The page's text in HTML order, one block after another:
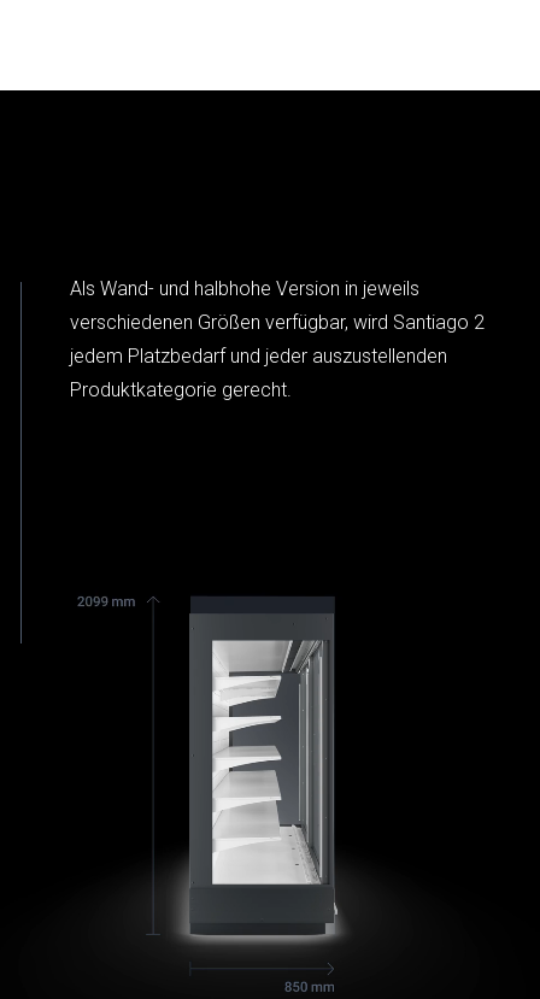
Als Wand- und halbhohe Version in jeweils
verschiedenen Größen verfügbar, wird Santiago 2
jedem Platzbedarf und jeder auszustellenden
Produktkategorie gerecht.